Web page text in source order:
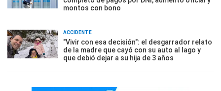
montos con bono
ACCIDENTE
"Vivir con esa decisión": el desgarrador relato
de la madre que cayó con su auto al lago y
que debió dejar a su hija de 3 años